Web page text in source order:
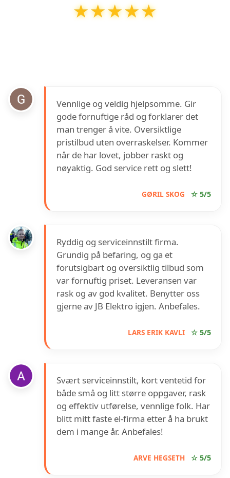
★★★★★
★★★★★
Vennlige og veldig hjelpsomme. Gir
gode fornuftige råd og forklarer det
man trenger å vite. Oversiktlige
pristilbud uten overraskelser. Kommer
når de har lovet, jobber raskt og
nøyaktig. God service rett og slett!
GØRIL SKOG ☆ 5/5
Ryddig og serviceinnstilt firma.
Grundig på befaring, og ga et
forutsigbart og oversiktlig tilbud som
var fornuftig priset. Leveransen var
rask og av god kvalitet. Benytter oss
gjerne av JB Elektro igjen. Anbefales.
LARS ERIK KAVLI ☆ 5/5
Svært serviceinnstilt, kort ventetid for
både små og litt større oppgaver, rask
og effektiv utførelse, vennlige folk. Har
blitt mitt faste el-firma etter å ha brukt
dem i mange år. Anbefales!
ARVE HEGSETH ☆ 5/5